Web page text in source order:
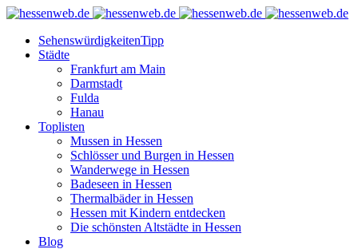
SehenswürdigkeitenTipp
Städte
Frankfurt am Main
Darmstadt
Fulda
Hanau
Toplisten
Mussen in Hessen
Schlösser und Burgen in Hessen
Wanderwege in Hessen
Badeseen in Hessen
Thermalbäder in Hessen
Hessen mit Kindern entdecken
Die schönsten Altstädte in Hessen
Blog